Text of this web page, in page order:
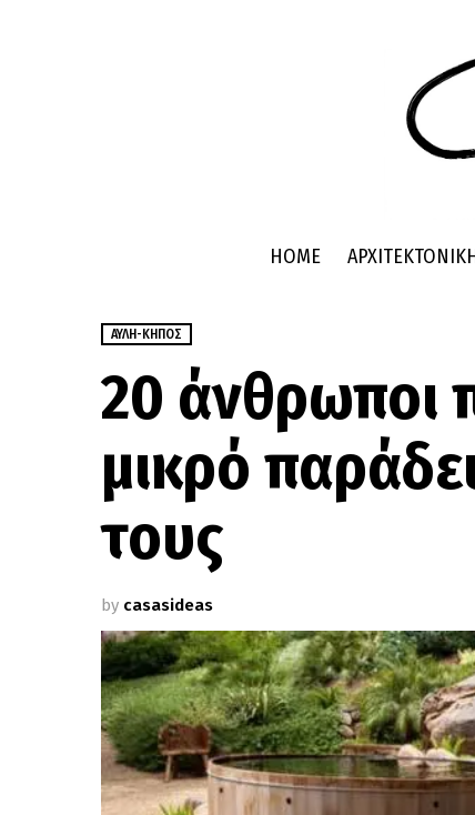
HOME
ΑΥΛΉ-ΚΉΠΟΣ
20 άνθρωποι
μικρό
τους
by casasideas